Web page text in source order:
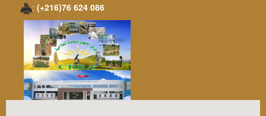
: (+216)76 624 086